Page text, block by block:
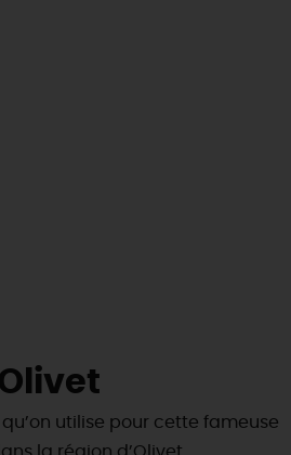
utilise pour cette fameuse
la région d’Olivet.